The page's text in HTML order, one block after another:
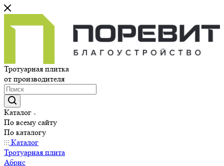
Тротуарная плитка
от производителя
Каталог
По всему сайту
По каталогу
Каталог
Тротуарная плита
Абрис